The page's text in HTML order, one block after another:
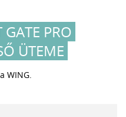
GATE PRO
ÜTEME
WING.